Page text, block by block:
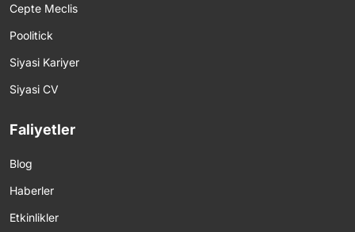
Cepte Meclis
Poolitick
Siyasi Kariyer
Siyasi CV
Faliyetler
Blog
Haberler
Etkinlikler